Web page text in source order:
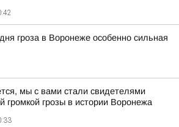
гроза в Воронеже особенно сильная
мы с вами стали свидетелями
громкой грозы в истории Воронежа